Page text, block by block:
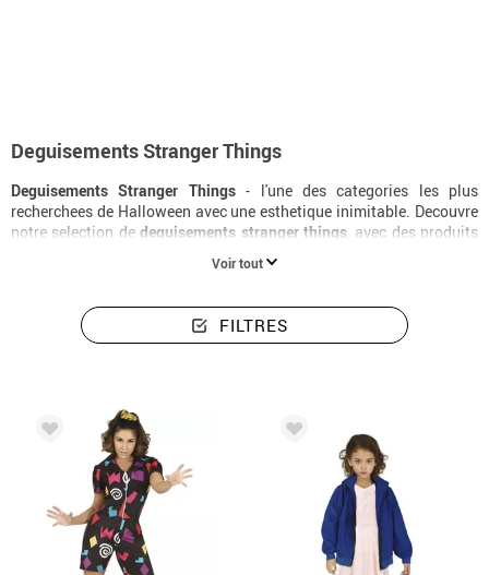
Deguisements Stranger Things
Deguisements Stranger Things- l'une des categories les plus
recherchees de Halloween avec une esthetique inimitable. Decouvre
notre selection dedeguisements stranger things, avec des produits
de qualite, des tailles pour tous et les meilleurs prix. Les
qu'il te faut, avec livraison en 24 heures.
Voir tout
FILTRES